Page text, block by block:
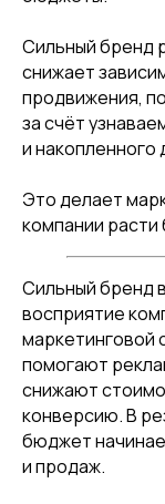
Сильный бренд
снижает
продвижения,
за счёт
и накопленного
Это делает
компании расти
Сильный бренд
восприятие
маркетинговой
помогают
снижают
конверсию. В
бюджет
и продаж.